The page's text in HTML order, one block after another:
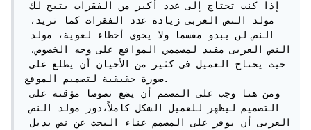
إذا كنت تحتاج إلى عدد أكبر من الفقرات يتيح لك
مولد النص العربى زيادة عدد الفقرات كما تريد،
النص لن يبدو مقسما ولا يحوي أخطاء لغوية، مولد
النص العربى مفيد لمصممي المواقع على وجه الخصوص،
حيث يحتاج العميل فى كثير من الأحيان أن يطلع على
صورة حقيقية لتصميم الموقع.
ومن هنا وجب على المصمم أن يضع نصوصا مؤقتة على
التصميم ليظهر للعميل الشكل كاملاً،دور مولد النص
العربى أن يوفر على المصمم عناء البحث عن نص بديل